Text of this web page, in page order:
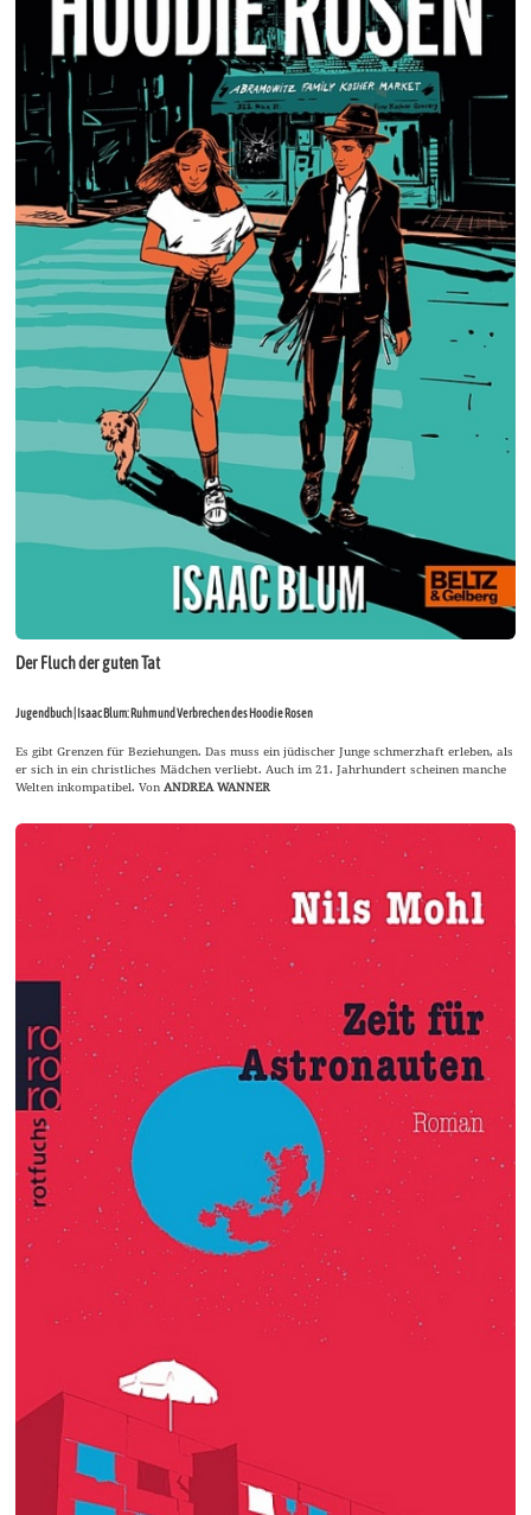
Der Fluch der guten Tat
Jugendbuch | Isaac Blum: Ruhm und Verbrechen des Hoodie Rosen
Es gibt Grenzen für Beziehungen. Das muss ein jüdischer Junge schmerzhaft erleben, als
er sich in ein christliches Mädchen verliebt. Auch im 21. Jahrhundert scheinen manche
Welten inkompatibel. VonANDREA WANNER